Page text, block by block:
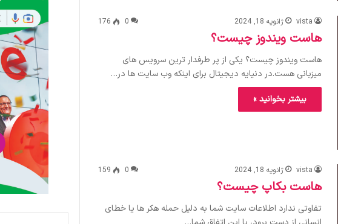
vista ژانویه 18, 2024 0
176
هاست ویندوز چیست؟
هاست ویندوز چیست؟ یکی از پر طرفدار ترین سرویس های
میزبانی هست.در دنیایه دیجیتال برای اینکه وب سایت ها در…
بیشتر بخوانید »
vista ژانویه 18, 2024 0
159
هاست بکاپ چیست؟
تفاوتی ندارد اطلاعات سایت شما به دلیل حمله هکر ها یا خطای